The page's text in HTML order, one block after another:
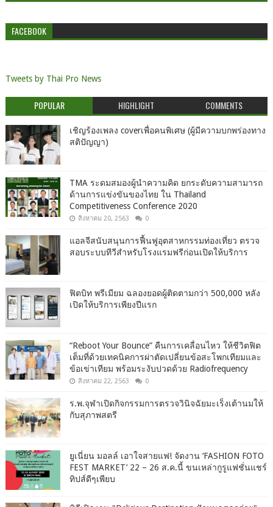
FACEBOOK
Tweets by Thai Pro News
POPULAR HIGHLIGHT COMMENTS
เชิญร้องเพลง coverเพื่อคนพิเศษ (ผู้มีความบกพร่องทาง
สติปัญญา)
TMA ระดมสมองผู้นำความคิด ยกระดับความสามารถ
ด้านการแข่งขันของไทย ใน Thailand
Competitiveness Conference 2020
สิงหาคม 20, 2563 0
แอลจีสนับสนุนการฟื้นฟูอุตสาหกรรมท่องเที่ยว ตรวจ
สอบระบบทีวีสำหรับโรงแรมฟรีก่อนเปิดให้บริการ
ฟิตบิท พรีเมียม ฉลองยอดผู้ติดตามกว่า 500,000 หลัง
เปิดให้บริการเพียงปีแรก
“Reboot Your Bounce” คืนการเคลื่อนไหว ให้ชีวิตฟิต
เต็มที่ด้วยเทคนิคการผ่าตัดเปลี่ยนข้อสะโพกเทียมและ
ข้อเข่าเทียม พร้อมระงับปวดด้วย Radiofrequency
สิงหาคม 22, 2563 0
ร.พ.จุฬาเปิดกิจกรรมการตรวจวินิจฉัยมะเร็งเต้านมให้
กับสุภาพสตรี
ยูเนี่ยน มอลล์ เอาใจสายแฟ! จัดงาน ‘FASHION FOTO
FEST MARKET’ 22 – 26 ส.ค.นี้ ขนเหล่ากูรูแฟชั่นแชร์
ทิปส์ดีๆเพียบ